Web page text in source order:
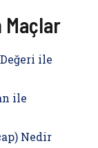
Maçlar
Değeri ile
ile
Nedir